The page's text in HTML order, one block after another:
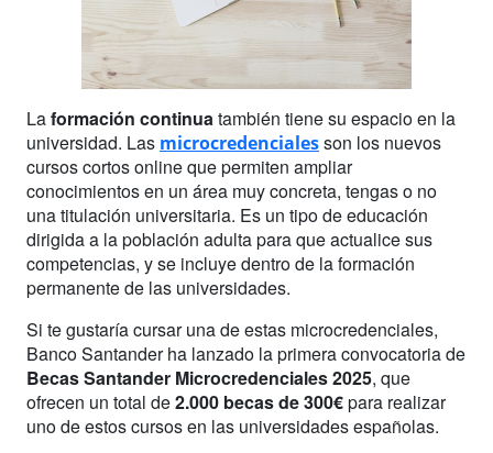
Laformación continua también tiene su espacio en la
universidad. Las microcredencialesson los nuevos
cursos cortos online que permiten ampliar
conocimientos en un área muy concreta, tengas o no
una titulación universitaria. Es un tipo de educación
dirigida a la población adulta para que actualice sus
competencias, y se incluye dentro de la formación
permanente de las universidades.
Si te gustaría cursar una de estas microcredenciales,
Banco Santander ha lanzado la primera convocatoria de
Becas Santander Microcredenciales 2025, que
ofrecen un total de2.000 becas de 300€para realizar
uno de estos cursos en las universidades españolas.